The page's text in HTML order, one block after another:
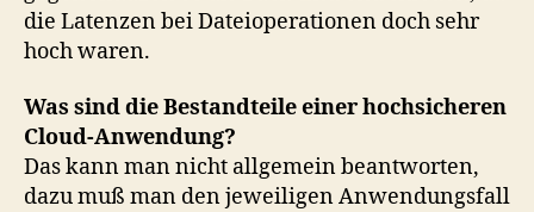
die Latenzen bei Dateioperationen doch sehr
hoch waren.
Was sind die Bestandteile einer hochsicheren
Cloud-Anwendung?
Das kann man nicht allgemein beantworten,
dazu muß man den jeweiligen Anwendungsfall